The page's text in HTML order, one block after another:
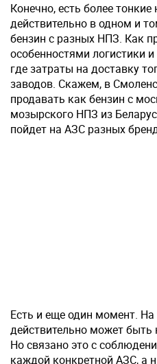
Конечно, есть более
действительно в одном и
бензин с разных НПЗ. Как
особенностями логистики
где затраты на доставку
заводов. Скажем, в
продавать как бензин с
мозырского НПЗ из
пойдет на АЗС разных
Есть и еще один момент.
действительно может быть
Но связано это с
каждой конкретной АЗС, а